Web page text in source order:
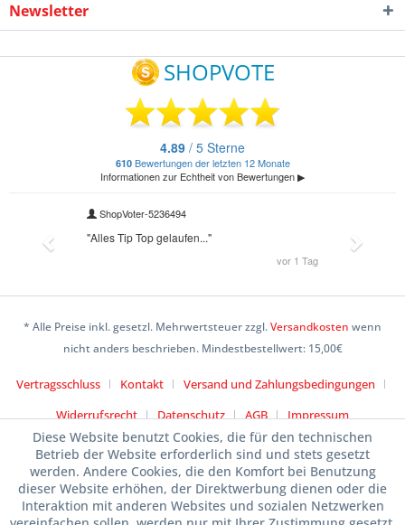
Newsletter
* Alle Preise inkl. gesetzl. Mehrwertsteuer zzgl.Versandkosten wenn
nicht anders beschrieben. Mindestbestellwert: 15,00€
Vertragsschluss Kontakt
Versand und Zahlungsbedingungen
Widerrufsrecht
Datenschutz AGB Impressum
Diese Website benutzt Cookies, die für den technischen
Betrieb der Website erforderlich sind und stets gesetzt
werden. Andere Cookies, die den Komfort bei Benutzung
dieser Website erhöhen, der Direktwerbung dienen oder die
Interaktion mit anderen Websites und sozialen Netzwerken